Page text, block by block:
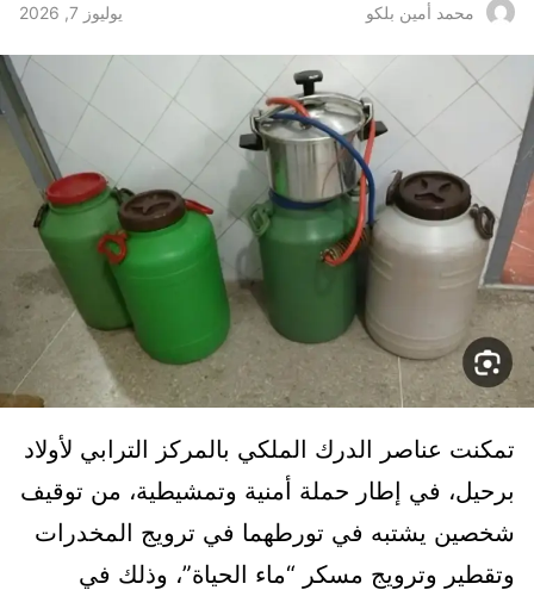
محمد أمين بلكو يوليوز 7, 2026
تمكنت عناصر الدرك الملكي بالمركز الترابي لأولاد
برحيل، في إطار حملة أمنية وتمشيطية، من توقيف
شخصين يشتبه في تورطهما في ترويج المخدرات
وتقطير وترويج مسكر “ماء الحياة”، وذلك في